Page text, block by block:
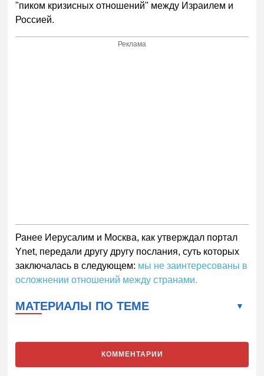
"пиком кризисных отношений" между Израилем и
Россией.
Реклама
Ранее Иерусалим и Москва, как утверждал портал
Ynet, передали другу другу послания, суть которых
заключалась в следующем: мы не заинтересованы в
осложнении отношений между странами.
МАТЕРИАЛЫ ПО ТЕМЕ
КОММЕНТАРИИ